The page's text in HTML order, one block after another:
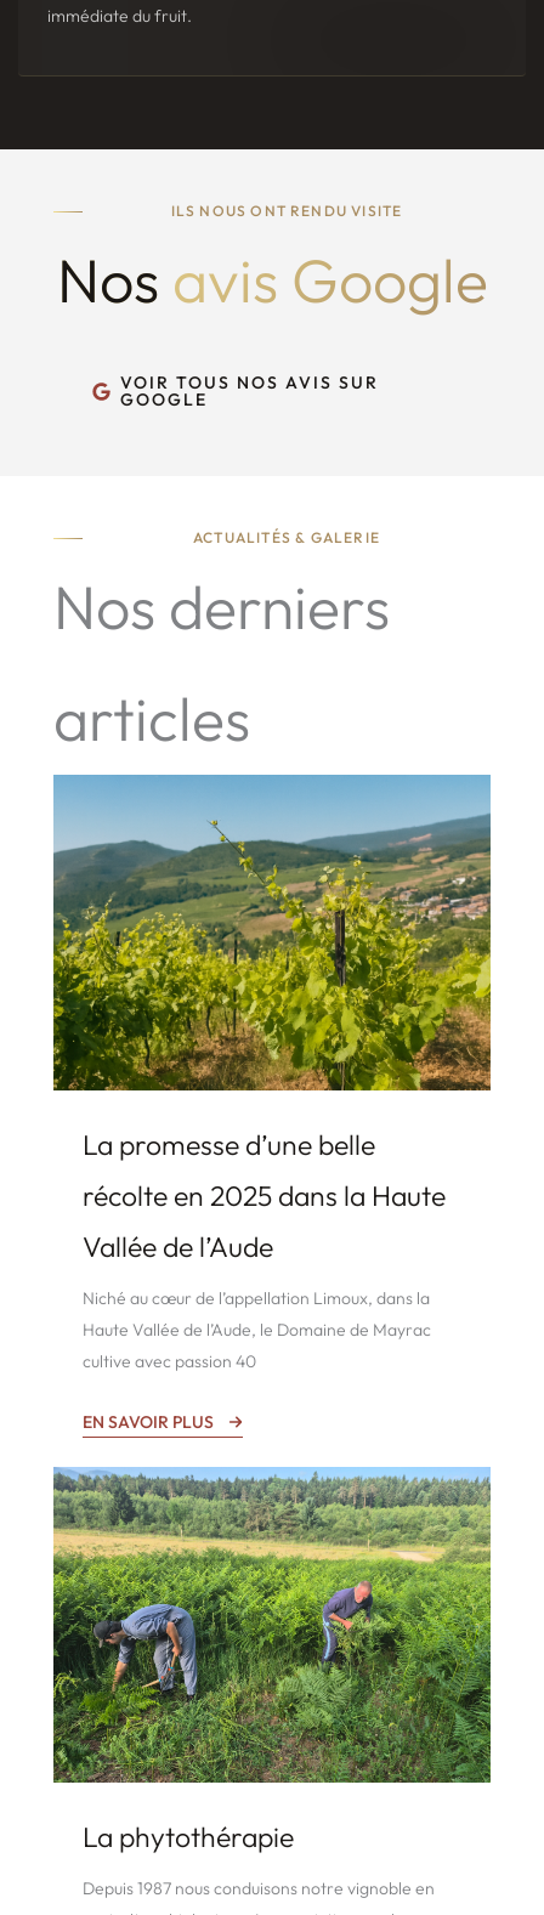
immédiate du fruit.
ILS NOUS ONT RENDU VISITE
Nos avis Google
VOIR TOUS NOS AVIS SUR
GOOGLE
ACTUALITÉS & GALERIE
Nos derniers
articles
La promesse d’une belle
récolte en 2025 dans la Haute
Vallée de l’Aude
Niché au cœur de l’appellation Limoux, dans la
Haute Vallée de l’Aude, le Domaine de Mayrac
cultive avec passion 40
EN SAVOIR PLUS
La phytothérapie
Depuis 1987 nous conduisons notre vignoble en